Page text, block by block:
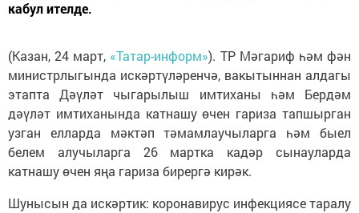
кабул ителде.
(Казан, 24 март, «Татар-информ»). ТР Мәгариф һәм фән
министрлыгында искәртүләренчә, вакытыннан алдагы
этапта Дәүләт чыгарылыш имтиханы һәм Бердәм
дәүләт имтиханында катнашу өчен гариза тапшырган
узган елларда мәктәп тәмамлаучыларга һәм быел
белем алучыларга 26 мартка кадәр сынауларда
катнашу өчен яңа гариза бирергә кирәк.
Шунысын да искәртик: коронавирус инфекциясе таралу